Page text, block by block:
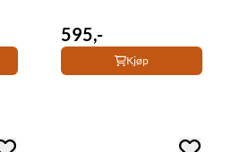
595,-
Kjøp